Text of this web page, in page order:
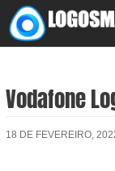
Skip
to
Vodafone
18 DE FEVEREIRO,